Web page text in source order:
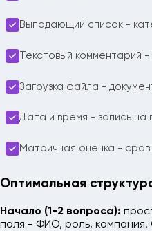
Выпадающий список -
Текстовый комментарий -
Загрузка файла -
Дата и время - запись на
Матричная оценка -
Оптимальная
Начало (1-2 вопроса):
поля - ФИО, роль,